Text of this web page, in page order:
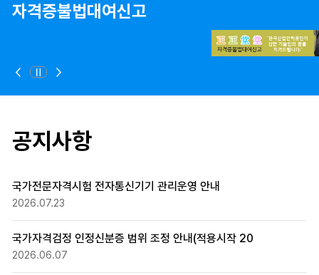
자격증불법대여신고
이전정지
공지사항
국가전문자격시험 전자통신기기 관리운영 안내
2026.07.23
국가자격검정 인정신분증 범위 조정 안내(적용시작 20
2026.06.07